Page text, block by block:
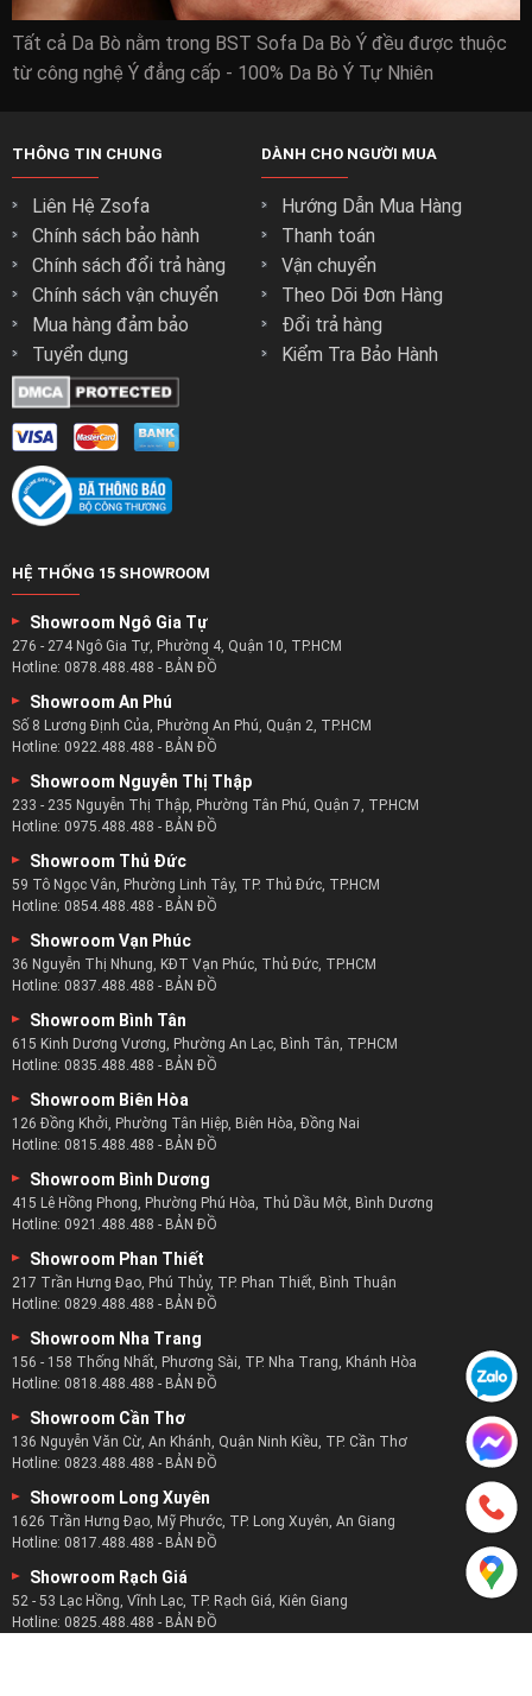
Tất cả Da Bò nằm trong BST Sofa Da Bò Ý đều được thuộc
từ công nghệ Ý đẳng cấp - 100% Da Bò Ý Tự Nhiên
THÔNG TIN CHUNG
Liên Hệ Zsofa
Chính sách bảo hành
Chính sách đổi trả hàng
Chính sách vận chuyển
Mua hàng đảm bảo
Tuyển dụng
DÀNH CHO NGƯỜI MUA
Hướng Dẫn Mua Hàng
Thanh toán
Vận chuyển
Theo Dõi Đơn Hàng
Đổi trả hàng
Kiểm Tra Bảo Hành
HỆ THỐNG 15 SHOWROOM
Showroom Ngô Gia Tự
276 - 274 Ngô Gia Tự, Phường 4, Quận 10, TP.HCM
Hotline: 0878.488.488 - BẢN ĐỒ
Showroom An Phú
Số 8 Lương Định Của, Phường An Phú, Quận 2, TP.HCM
Hotline: 0922.488.488 - BẢN ĐỒ
Showroom Nguyễn Thị Thập
233 - 235 Nguyễn Thị Thập, Phường Tân Phú, Quận 7, TP.HCM
Hotline: 0975.488.488 - BẢN ĐỒ
Showroom Thủ Đức
59 Tô Ngọc Vân, Phường Linh Tây, TP. Thủ Đức, TP.HCM
Hotline: 0854.488.488 - BẢN ĐỒ
Showroom Vạn Phúc
36 Nguyễn Thị Nhung, KĐT Vạn Phúc, Thủ Đức, TP.HCM
Hotline: 0837.488.488 - BẢN ĐỒ
Showroom Bình Tân
615 Kinh Dương Vương, Phường An Lạc, Bình Tân, TP.HCM
Hotline: 0835.488.488 - BẢN ĐỒ
Showroom Biên Hòa
126 Đồng Khởi, Phường Tân Hiệp, Biên Hòa, Đồng Nai
Hotline: 0815.488.488 - BẢN ĐỒ
Showroom Bình Dương
415 Lê Hồng Phong, Phường Phú Hòa, Thủ Dầu Một, Bình Dương
Hotline: 0921.488.488 - BẢN ĐỒ
Showroom Phan Thiết
217 Trần Hưng Đạo, Phú Thủy, TP. Phan Thiết, Bình Thuận
Hotline: 0829.488.488 - BẢN ĐỒ
Showroom Nha Trang
156 - 158 Thống Nhất, Phương Sài, TP. Nha Trang, Khánh Hòa
Hotline: 0818.488.488 - BẢN ĐỒ
Showroom Cần Thơ
136 Nguyễn Văn Cừ, An Khánh, Quận Ninh Kiều, TP. Cần Thơ
Hotline: 0823.488.488 - BẢN ĐỒ
Showroom Long Xuyên
1626 Trần Hưng Đạo, Mỹ Phước, TP. Long Xuyên, An Giang
Hotline: 0817.488.488 - BẢN ĐỒ
Showroom Rạch Giá
52 - 53 Lạc Hồng, Vĩnh Lạc, TP. Rạch Giá, Kiên Giang
Hotline: 0825.488.488 - BẢN ĐỒ